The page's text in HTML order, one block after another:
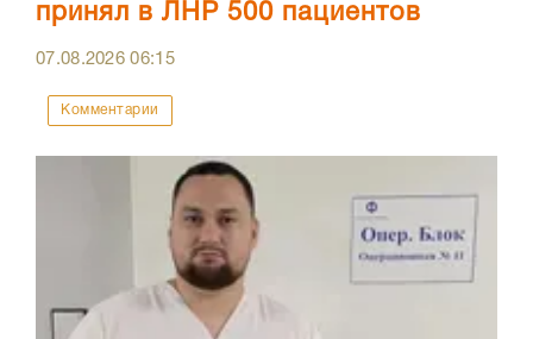
принял в ЛНР 500 пациентов
07.08.202606:15
Комментарии